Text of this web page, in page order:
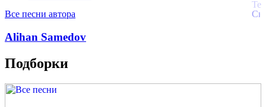
Все песни автора
Alihan Samedov
Подборки